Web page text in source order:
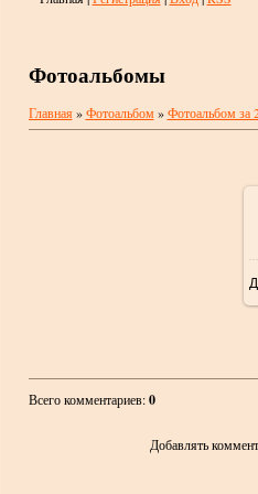
Фотоальбомы
Главная »Фотоальбом»Фотоальбом за
Всего комментариев:0
Добавлять